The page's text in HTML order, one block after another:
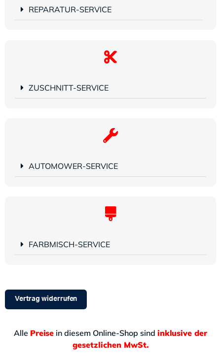
REPARATUR-SERVICE
ZUSCHNITT-SERVICE
AUTOMOWER-SERVICE
FARBMISCH-SERVICE
Vertrag widerrufen
Alle Preise in diesem Online-Shop sind inklusive der
gesetzlichen MwSt.